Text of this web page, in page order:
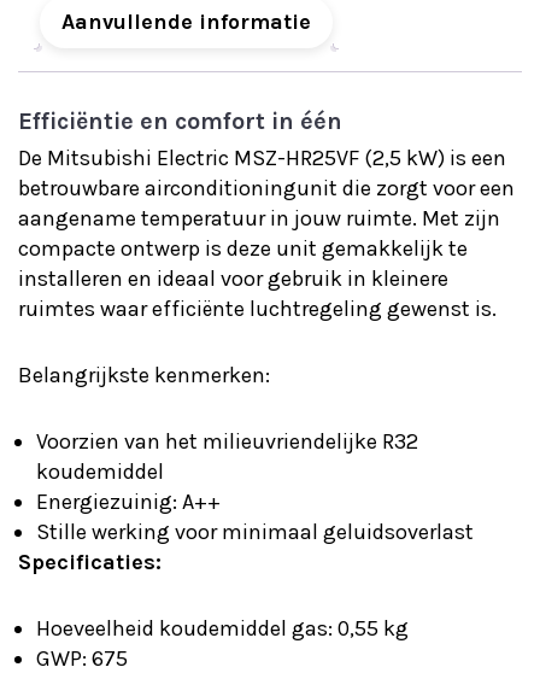
Aanvullende informatie
Efficiëntie en comfort in één
De Mitsubishi Electric MSZ-HR25VF (2,5 kW) is een
betrouwbare airconditioningunit die zorgt voor een
aangename temperatuur in jouw ruimte. Met zijn
compacte ontwerp is deze unit gemakkelijk te
installeren en ideaal voor gebruik in kleinere
ruimtes waar efficiënte luchtregeling gewenst is.
Belangrijkste kenmerken:
Voorzien van het milieuvriendelijke R32
koudemiddel
Energiezuinig: A++
Stille werking voor minimaal geluidsoverlast
Specificaties:
Hoeveelheid koudemiddel gas: 0,55 kg
GWP: 675